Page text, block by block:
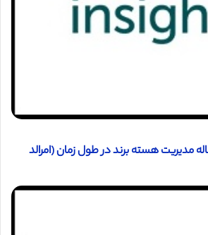
مدیریت هسته برند در طول زمان (امرالد